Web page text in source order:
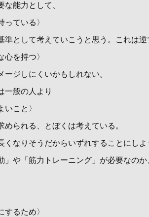
能力として、
ている〉
として考えていこうと思う。これは逆
を持つ〉
ジしにくいかもしれない。
般の人より
こと〉
られる、とぼくは考えている。
なりそうだからいずれすることにしよ
や「筋力トレーニング」が必要なのか
るため〉